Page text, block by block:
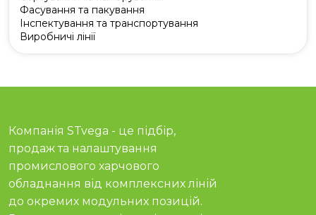
Фасування та пакування
Інспектування та транспортування
Виробничі лінії
Компанія STvega - це підбір,
продаж та налаштування
промислового харчового
обладнання від комплексних ліній
до окремих модульних позицій.